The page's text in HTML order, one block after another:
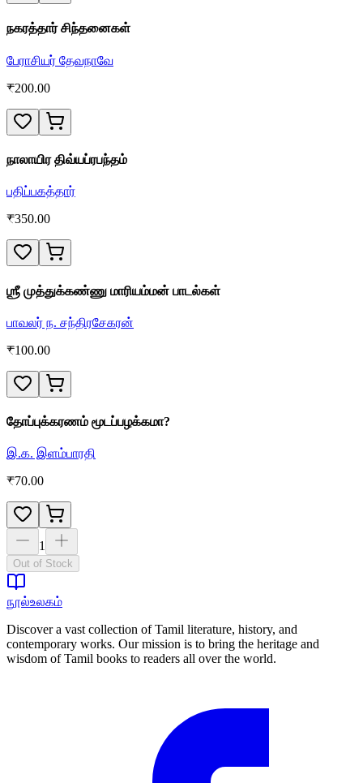
நகரத்தார் சிந்தனைகள்
பேராசியர் தேவநாவே
₹200.00
நாலாயிர திவ்யப்ரபந்தம்
பதிப்பகத்தார்
₹350.00
ஶ்ரீ முத்துக்கண்ணு மாரியம்மன் பாடல்கள்
பாவலர் ந. சந்திரசேகரன்
₹100.00
தோப்புக்கரணம் மூடப்பழக்கமா?
இ.க. இளம்பாரதி
₹70.00
1
Out of Stock
நூல்உலகம்
Discover a vast collection of Tamil literature, history, and
contemporary works. Our mission is to bring the heritage and
wisdom of Tamil books to readers all over the world.